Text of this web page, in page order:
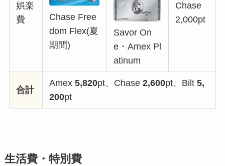
娯楽
費
Chase Free
dom Flex(夏
期間)
Savor On
e・Amex Pl
atinum
Chase
2,000pt
合計
Amex5,820pt、Chase2,600pt、Bilt5,
200pt
生活費・特別費